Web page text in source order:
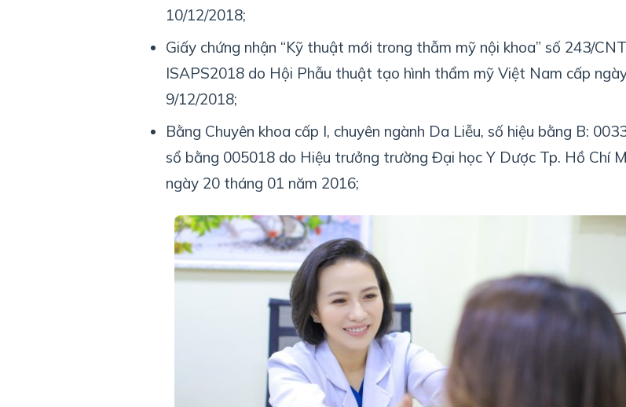
10/12/2018;
Giấy chứng nhận “Kỹ thuật mới trong thẫm mỹ nội khoa” số 243/
ISAPS2018 do Hội Phẫu thuật tạo hình thẩm mỹ Việt Nam cấp
9/12/2018;
Bằng Chuyên khoa cấp I, chuyên ngành Da Liễu, số hiệu bằng B:
sổ bằng 005018 do Hiệu trưởng trường Đại học Y Dược Tp. Hồ Chí
ngày 20 tháng 01 năm 2016;